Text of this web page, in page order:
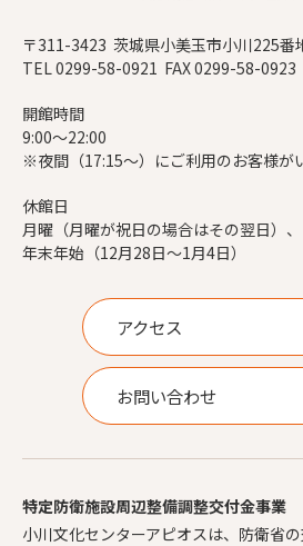
〒311-3423 茨城県小美玉市小川225番
TEL 0299-58-0921 FAX 0299-58-0923
開館時間
9:00～22:00
※夜間（17:15～）にご利用のお客様が
休館日
月曜（月曜が祝日の場合はその翌日）、
年末年始（12月28日～1月4日）
アクセス
お問い合わせ
特定防衛施設周辺整備調整交付金事業
小川文化センターアピオスは、防衛省